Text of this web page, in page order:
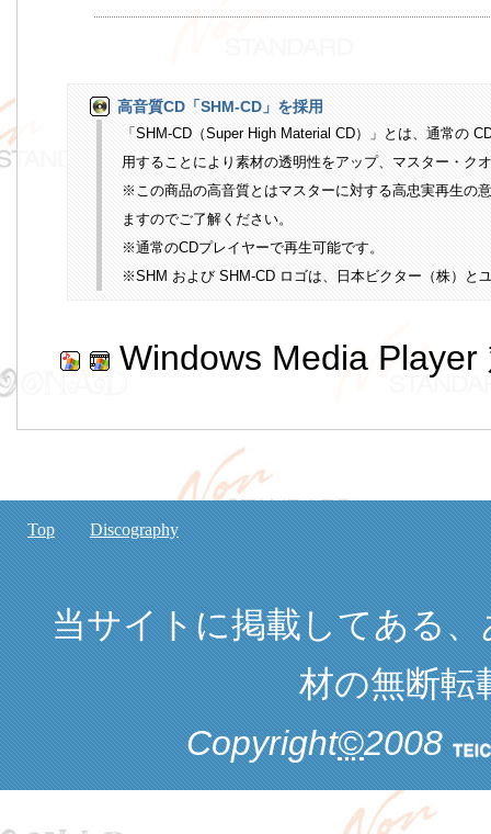
高音質CD「SHM-CD」を採用
「SHM-CD（Super High Material CD）」とは、通常の
用することにより素材の透明性をアップ、マスター・ク
※この商品の高音質とはマスターに対する高忠実再生の
ますのでご了解ください。
※通常のCDプレイヤーで再生可能です。
※SHM および SHM-CD ロゴは、日本ビクター（株）と
Windows Media Player
Top Discography
当サイトに掲載してある
材の無断転
Copyright©2008